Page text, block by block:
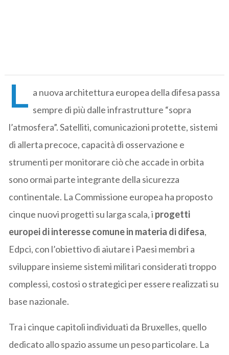
L a nuova architettura europea della difesa passa
sempre di più dalle infrastrutture “sopra
l’atmosfera”. Satelliti, comunicazioni protette, sistemi
di allerta precoce, capacità di osservazione e
strumenti per monitorare ciò che accade in orbita
sono ormai parte integrante della sicurezza
continentale. La Commissione europea ha proposto
cinque nuovi progetti su larga scala, i progetti
europei di interesse comune in materia di difesa,
Edpci, con l’obiettivo di aiutare i Paesi membri a
sviluppare insieme sistemi militari considerati troppo
complessi, costosi o strategici per essere realizzati su
base nazionale.
Tra i cinque capitoli individuati da Bruxelles, quello
dedicato allo spazio assume un peso particolare. La